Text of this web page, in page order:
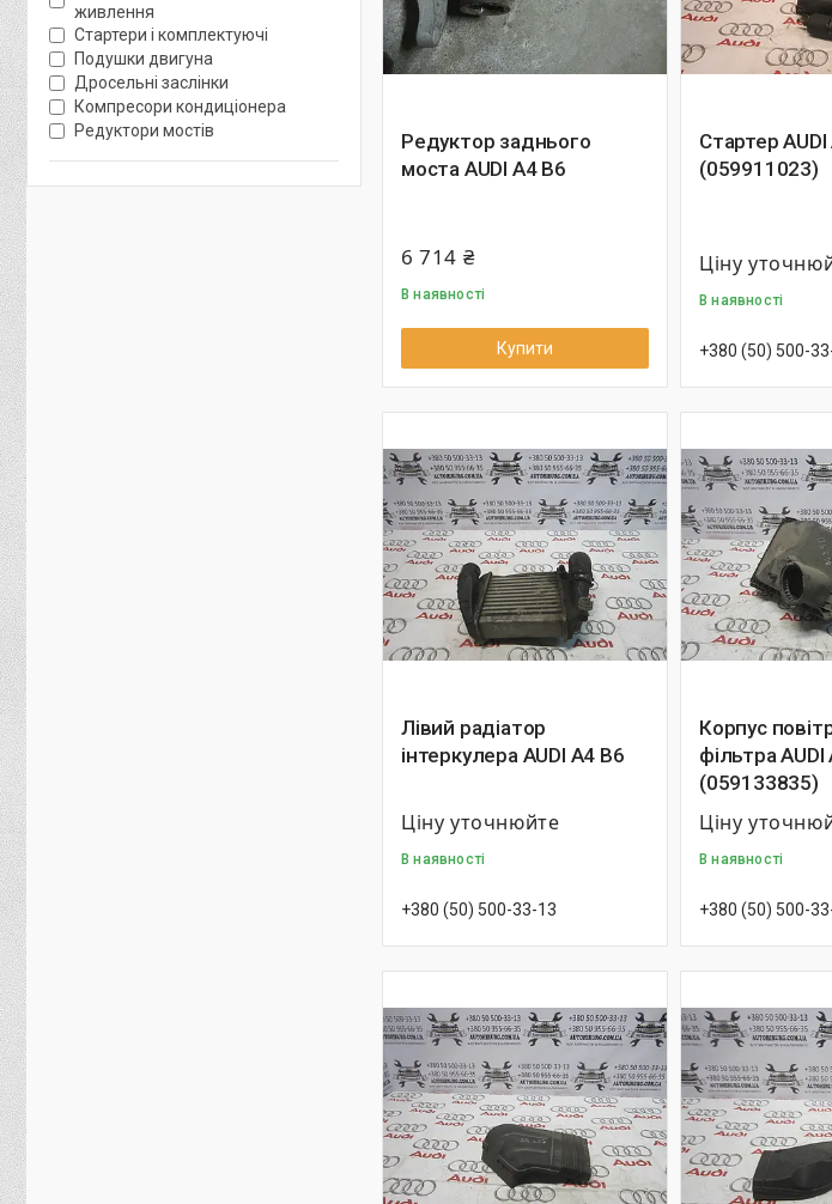
Редуктор заднього
моста AUDI A4 B6
6 714 ₴
В наявності
Купити
Стартер AUDI
(059911023)
Ціну
В наявності
+380 (50) 500-
Лівий радіатор
інтеркулера AUDI A4 B6
Ціну уточнюйте
В наявності
+380 (50) 500-33-13
Корпус
фільтра AUDI
(059133835)
Ціну
В наявності
+380 (50) 500-
живлення
Стартери і комплектуючі
Подушки двигуна
Дросельні заслінки
Компресори кондиціонера
Редуктори мостів